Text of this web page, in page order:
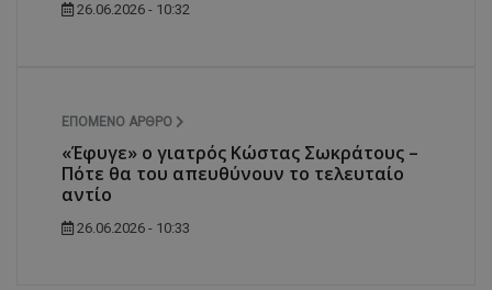
26.06.2026 - 10:32
ΕΠΌΜΕΝΟ ΆΡΘΡΟ
«Έφυγε» ο γιατρός Κώστας Σωκράτους –
Πότε θα του απευθύνουν το τελευταίο
αντίο
26.06.2026 - 10:33